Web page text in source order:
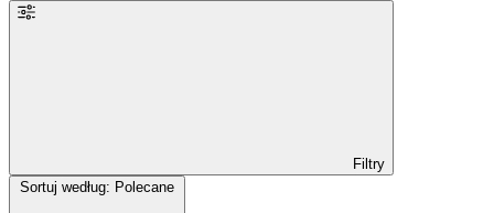
Filtry